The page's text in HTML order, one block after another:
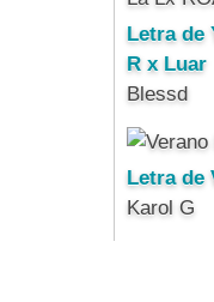
Letra de
R x Luar
Blessd
Letra de
Karol G